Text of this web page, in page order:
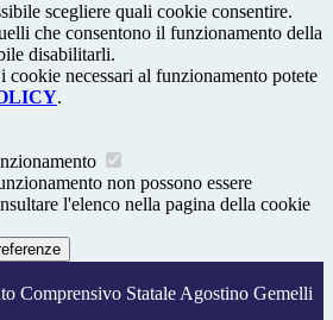
scegliere quali cookie consentire.
che consentono il funzionamento della
disabilitarli.
cookie necessari al funzionamento potete
.
non possono essere
l'elenco nella pagina della cookie
Comprensivo Statale Agostino Gemelli